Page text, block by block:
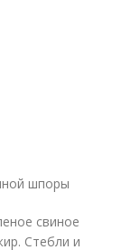
шпоры
свиное
Стебли и